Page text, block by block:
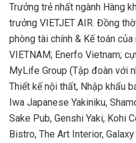
Trưởng trẻ nhất ngành Hàng
trưởng VIETJET AIR. Đồng
phòng tài chính & Kế toán
VIETNAM; Enerfo Vietnam;
MyLife Group (Tập đoàn với
Thiết kế nội thất, Nhập khẩu
Iwa Japanese Yakiniku,
Sake Pub, Genshi Yaki,
Bistro, The Art Interior,